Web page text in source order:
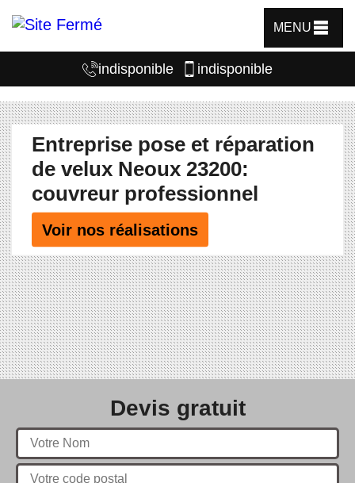
MENU
indisponible indisponible
Entreprise pose et réparation
de velux Neoux 23200:
couvreur professionnel
Voir nos réalisations
Devis gratuit